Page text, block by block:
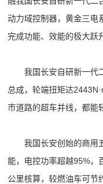
动力域控制器，黄金三电
完成功能、效能的极大跃
我国长安自研新一代二
总成，轮端扭矩达
市道路的超车并线，都能
我国长安创始的商用五
能，电控功率超越95%，
公里核算，较燃油车可节